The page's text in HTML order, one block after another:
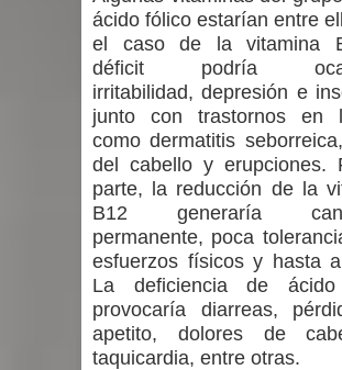
ácido fólico estarían entre
el caso de la vitamina
déficit podría
irritabilidad, depresión e
junto con trastornos en
como dermatitis
del cabello y erupciones.
parte, la reducción de la
B12 generaría
permanente, poca
esfuerzos físicos y hasta
La deficiencia de
provocaría diarreas,
apetito, dolores de
taquicardia, entre otras.